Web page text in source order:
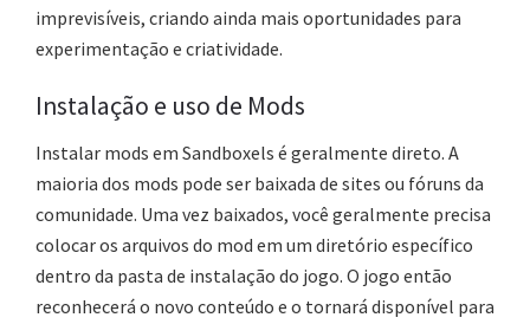
imprevisíveis, criando ainda mais oportunidades para
experimentação e criatividade.
Instalação e uso de Mods
Instalar mods em Sandboxels é geralmente direto. A
maioria dos mods pode ser baixada de sites ou fóruns da
comunidade. Uma vez baixados, você geralmente precisa
colocar os arquivos do mod em um diretório específico
dentro da pasta de instalação do jogo. O jogo então
reconhecerá o novo conteúdo e o tornará disponível para